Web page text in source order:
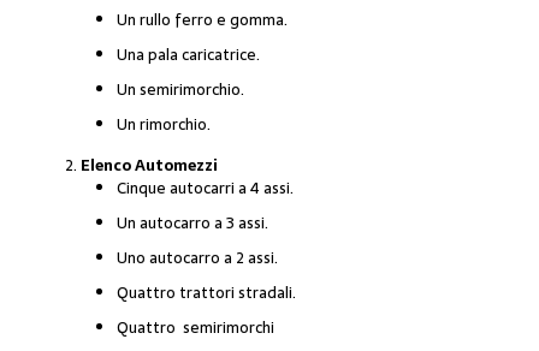
Un rullo ferro e gomma.
Una pala caricatrice.
Un semirimorchio.
Un rimorchio.
Elenco Automezzi
Cinque autocarri a 4 assi.
Un autocarro a 3 assi.
Uno autocarro a 2 assi.
Quattro trattori stradali.
Quattro semirimorchi